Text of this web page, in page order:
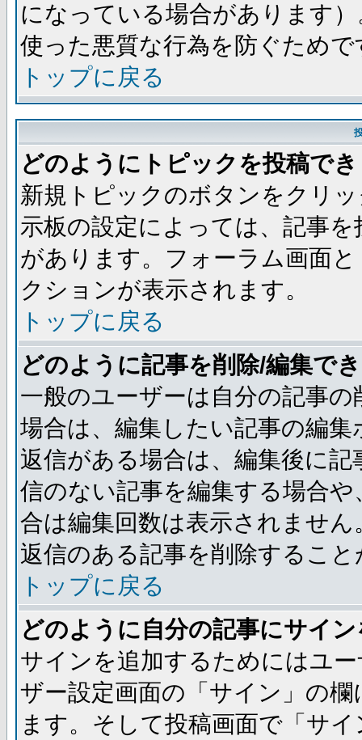
になっている場合があります
使った悪質な行為を防ぐためで
トップに戻る
どのようにトピックを投稿で
新規トピックのボタンをクリ
示板の設定によっては、記事
があります。フォーラム画面
クションが表示されます。
トップに戻る
どのように記事を削除/編集で
一般のユーザーは自分の記事
場合は、編集したい記事の編
返信がある場合は、編集後に
信のない記事を編集する場合
合は編集回数は表示されませ
返信のある記事を削除するこ
トップに戻る
どのように自分の記事にサイ
サインを追加するためにはユ
ザー設定画面の「サイン」の
ます。そして投稿画面で「サ